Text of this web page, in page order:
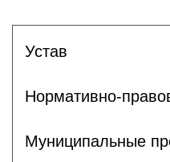
Устав
Нормативно-
Муниципальные